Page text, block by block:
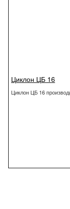
Циклон ЦБ 16
Циклон ЦБ 16